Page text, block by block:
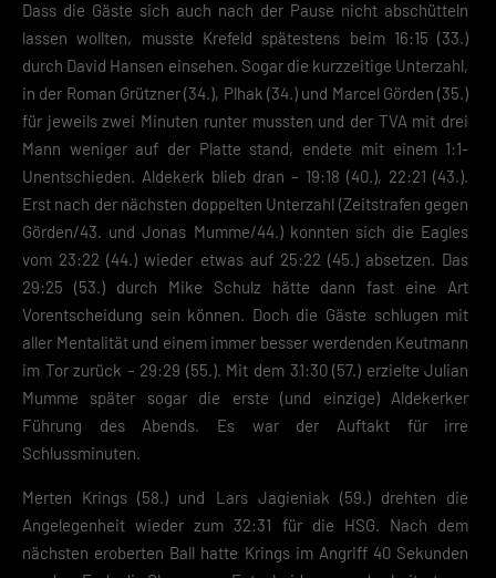
Dass die Gäste sich auch nach der Pause nicht abschütteln
lassen wollten, musste Krefeld spätestens beim 16:15 (33.)
durch David Hansen einsehen. Sogar die kurzzeitige Unterzahl,
in der Roman Grützner (34.), Plhak (34.) und Marcel Görden (35.)
für jeweils zwei Minuten runter mussten und der TVA mit drei
Mann weniger auf der Platte stand, endete mit einem 1:1-
Unentschieden. Aldekerk blieb dran – 19:18 (40.), 22:21 (43.).
Erst nach der nächsten doppelten Unterzahl (Zeitstrafen gegen
Görden/43. und Jonas Mumme/44.) konnten sich die Eagles
vom 23:22 (44.) wieder etwas auf 25:22 (45.) absetzen. Das
29:25 (53.) durch Mike Schulz hätte dann fast eine Art
Vorentscheidung sein können. Doch die Gäste schlugen mit
aller Mentalität und einem immer besser werdenden Keutmann
im Tor zurück – 29:29 (55.). Mit dem 31:30 (57.) erzielte Julian
Mumme später sogar die erste (und einzige) Aldekerker
Führung des Abends. Es war der Auftakt für irre
Schlussminuten.
Merten Krings (58.) und Lars Jagieniak (59.) drehten die
Angelegenheit wieder zum 32:31 für die HSG. Nach dem
nächsten eroberten Ball hatte Krings im Angriff 40 Sekunden